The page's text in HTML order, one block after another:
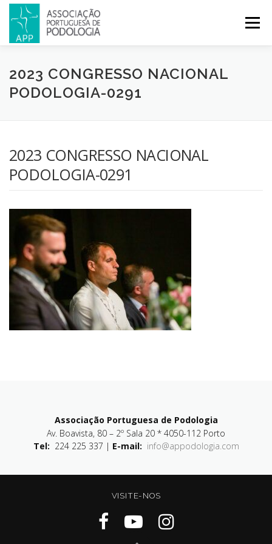
Menu
APP PODOLOGIA LICENCIATURA EM PODOLOGIA
CONGRESSOS REVISTA CONTACTOS
2023 CONGRESSO NACIONAL
PODOLOGIA-0291
2023 CONGRESSO NACIONAL
PODOLOGIA-0291
Associação Portuguesa de Podologia
Av. Boavista, 80 – 2º Sala 20 * 4050-112 Porto
Tel: 224 225 337 | E-mail: info@appodologia.com
VISITE-NOS